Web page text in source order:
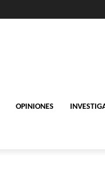
OPINIONES